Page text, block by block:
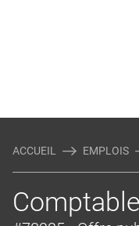
ACCUEIL EMPLOIS